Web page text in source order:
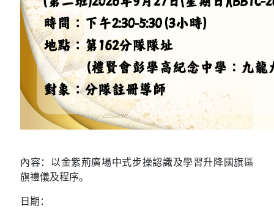
內容：以金紫荊廣場中式步操認識及學習升降國旗區
旗禮儀及程序。
日期：